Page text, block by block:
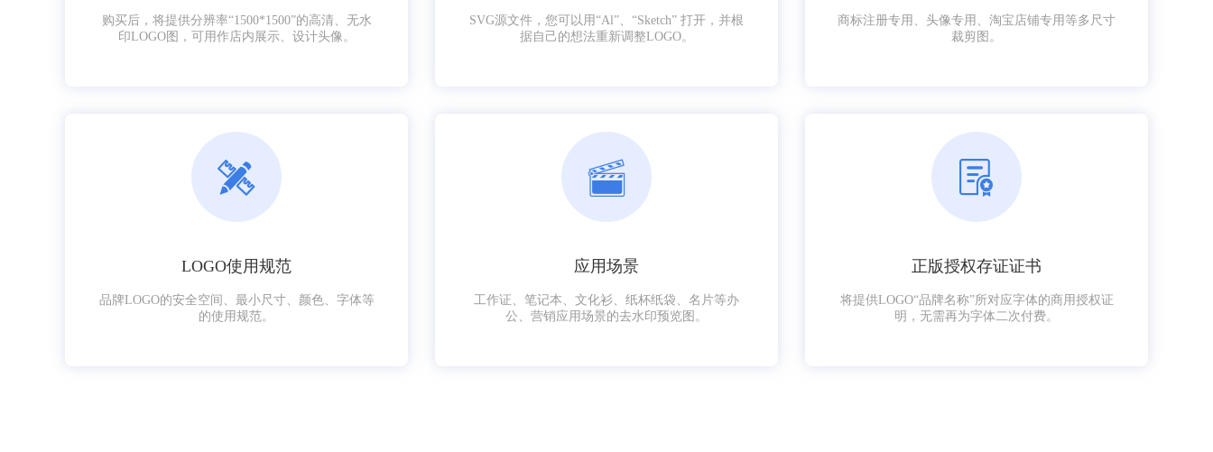
购买后，将提供分辨率“1500*1500”的高清、无水
印LOGO图，可用作店内展示、设计头像。
SVG源文件，您可以用“Al”、“Sketch” 打开，并根
据自己的想法重新调整LOGO。
商标注册专用、头像专用、淘宝店铺专用等多尺寸
裁剪图。
LOGO使用规范
品牌LOGO的安全空间、最小尺寸、颜色、字体等
的使用规范。
应用场景
工作证、笔记本、文化衫、纸杯纸袋、名片等办
公、营销应用场景的去水印预览图。
正版授权存证证书
将提供LOGO“品牌名称”所对应字体的商用授权证
明，无需再为字体二次付费。